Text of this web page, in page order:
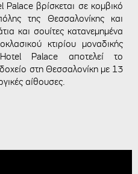
βρίσκεται σε κομβικό
της Θεσσαλονίκης και
και σουίτες κατανεμημένα
κτιρίου μοναδικής
Hotel Palace αποτελεί το
στη Θεσσαλονίκη με 13
αίθουσες.